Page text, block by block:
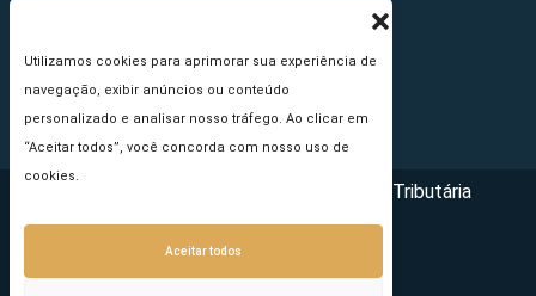
Utilizamos cookies para aprimorar sua experiência de
navegação, exibir anúncios ou conteúdo
personalizado e analisar nosso tráfego. Ao clicar em
“Aceitar todos”, você concorda com nosso uso de
cookies.
Aceitar todos
Princípios Editoriais
Copyright © 2026 - Portal da Reforma Tributária